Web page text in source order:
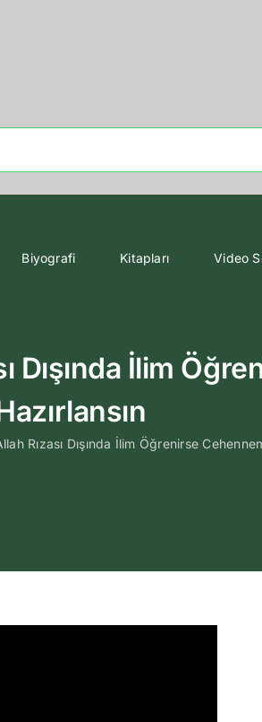
Biyografi Kitapları Video
Dışında İlim
Rızası Dışında İlim Öğrenirse